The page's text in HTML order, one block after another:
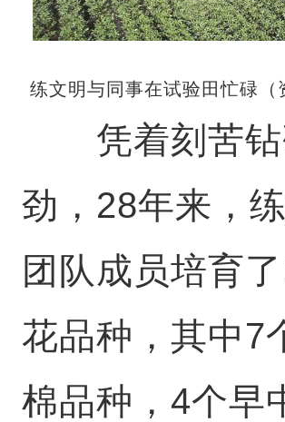
练文明与同事在试验田忙碌（
凭着刻苦钻
劲，28年来，
团队成员培育
花品种，其中7
棉品种，4个早